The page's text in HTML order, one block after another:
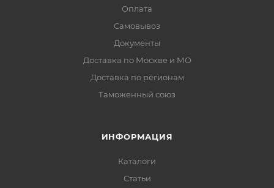
Оплата
Самовывоз
Документы
Доставка по Москве и МО
Доставка по регионам
Таможенный союз
ИНФОРМАЦИЯ
Каталоги
Статьи